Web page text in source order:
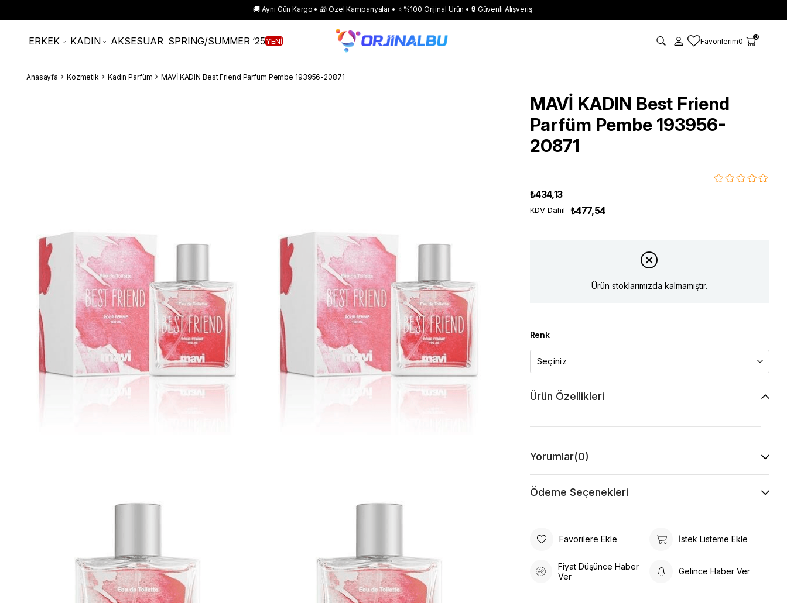
🚚 Aynı Gün Kargo • 🎁 Özel Kampanyalar • ⭐ %100 Orijinal Ürün • 🔒 Güvenli Alışveriş
ERKEK KADIN AKSESUAR SPRING/SUMMER ‘25YENİ Favorilerim0 0
Anasayfa Kozmetik Kadın Parfüm MAVİ KADIN Best Friend Parfüm Pembe 193956-20871
MAVİ KADIN Best Friend
Parfüm Pembe 193956-
20871
₺434,13
KDV Dahil ₺477,54
Ürün stoklarımızda kalmamıştır.
Renk
Ürün Özellikleri
Yorumlar(0)
Ödeme Seçenekleri
Favorilere Ekle İstek Listeme Ekle
Fiyat Düşünce Haber
Ver
Gelince Haber Ver